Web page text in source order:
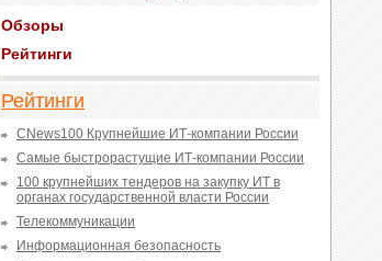
Обзоры
Рейтинги
Рейтинги
CNews100 Крупнейшие ИТ-компании России
Самые быстрорастущие ИТ-компании России
100 крупнейших тендеров на закупку ИТ в
органах государственной власти России
Телекоммуникации
Информационная безопасность